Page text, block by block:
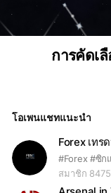
การคัดเ
โอเพนแชทแนะนำ
Forex เทร
สมาชิก 8475